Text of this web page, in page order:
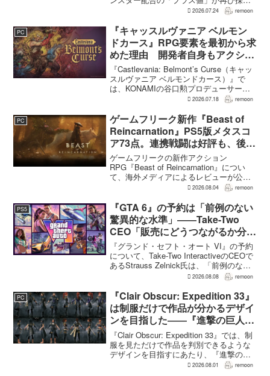
される。配合を繰り返すことで数値が増
が高くなる補正がかかる。前作『ドラゴ
ンクエストモンスターズ...
2026.07.24 remoon
PC
『キャッスルヴァニア ベルモン
ドカース』RPG要素を最初から求
めた理由 開発者自身もアクショ
ンのつらさを実感
『Castlevania: Belmont’s Curse（キャッ
スルヴァニア ベルモンドカース）』で
は、KONAMIの谷口勲プロデューサー
が、レベルアップを含むRPG的システム
何度も挑戦すれば先へ進める...
2026.07.18 remoon
PC
ゲームフリーク新作『Beast of
Reincarnation』PS5版メタスコ
ア73点。連携戦闘は好評も、後半
の“ボス再戦続き”には不満
ゲームフリークの新作アクション
RPG『Beast of Reincarnation』につい
て、海外メディアによるレビューが公開
された。PS5版のメタスコアは73。採点
否両論で、不評に分類されたレビュ...
2026.08.04 remoon
PS5
『GTA 6』の予約は「前例のない
驚異的な水準」――Take-Two
CEO「販売にどうつながるか分か
らない」
『グランド・セフト・オート VI』の予約
について、Take-Two InteractiveのCEOで
あるStrauss Zelnick氏は、「前例のない
驚異的な水準」に達していると評価し
であるため、最終的...
2026.08.08 remoon
PC
『Clair Obscur: Expedition 33』
は制服だけで作品が分かるデザイ
ンを目指した――『進撃の巨人』
の制服と『BLEACH』のキャラ
造形が影響
『Clair Obscur: Expedition 33』では、制
服を見ただけで作品を判別できるような
デザインを目指すにあたり、『進撃の巨
人』を参考にしたという。あわせて、キ
2026.08.01 remoon